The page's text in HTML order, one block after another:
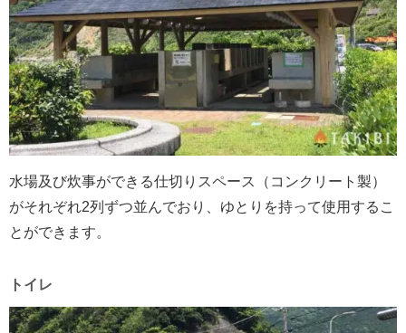
水場及び炊事ができる仕切りスペース（コンクリート製）
がそれぞれ2列ずつ並んでおり、ゆとりを持って使用するこ
とができます。
トイレ